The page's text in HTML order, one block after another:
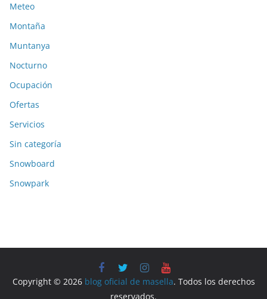
Meteo
Montaña
Muntanya
Nocturno
Ocupación
Ofertas
Servicios
Sin categoría
Snowboard
Snowpark
Copyright © 2026 blog oficial de masella. Todos los derechos
reservados.